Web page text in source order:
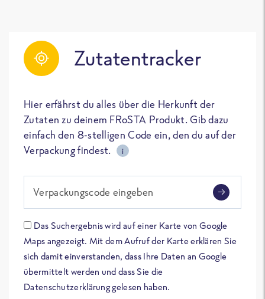
Zutatentracker
Hier erfährst du alles über die Herkunft der
Zutaten zu deinem FRoSTA Produkt. Gib dazu
einfach den 8-stelligen Code ein, den du auf der
Verpackung findest.
i
Verpackungscode eingeben
Das Suchergebnis wird auf einer Karte von Google
Maps angezeigt. Mit dem Aufruf der Karte erklären Sie
sich damit einverstanden, dass Ihre Daten an Google
übermittelt werden und dass Sie die
Datenschutzerklärung gelesen haben.